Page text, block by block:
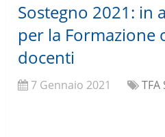
Sostegno 2021: in
per la Formazione
docenti
7 Gennaio 2021